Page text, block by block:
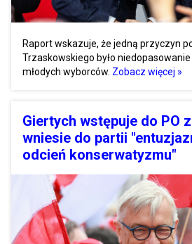
Raport wskazuje, że jedną przyczyn
Trzaskowskiego było
młodych wyborców. Zobacz więcej »
Giertych wstępuje do PO
wniesie do partii
odcień konserwatyzmu"